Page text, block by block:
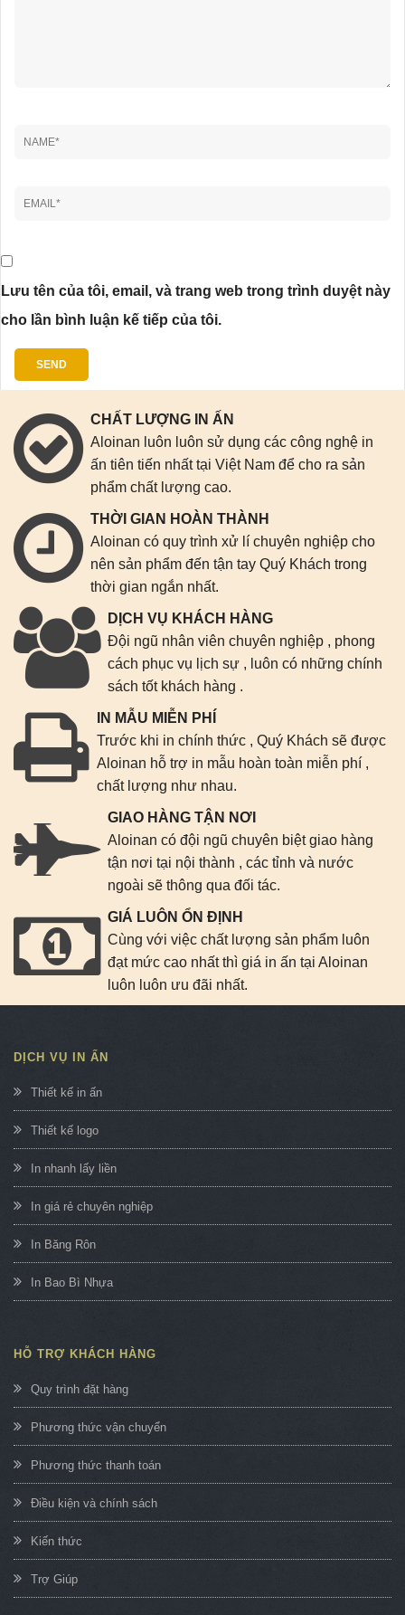
Lưu tên của tôi, email, và trang web trong trình duyệt này
cho lần bình luận kế tiếp của tôi.
CHẤT LƯỢNG IN ẤN
Aloinan luôn luôn sử dụng các công nghệ in
ấn tiên tiến nhất tại Việt Nam để cho ra sản
phẩm chất lượng cao.
THỜI GIAN HOÀN THÀNH
Aloinan có quy trình xử lí chuyên nghiệp cho
nên sản phẩm đến tận tay Quý Khách trong
thời gian ngắn nhất.
DỊCH VỤ KHÁCH HÀNG
Đội ngũ nhân viên chuyên nghiệp , phong
cách phục vụ lịch sự , luôn có những chính
sách tốt khách hàng .
IN MẪU MIỄN PHÍ
Trước khi in chính thức , Quý Khách sẽ được
Aloinan hỗ trợ in mẫu hoàn toàn miễn phí ,
chất lượng như nhau.
GIAO HÀNG TẬN NƠI
Aloinan có đội ngũ chuyên biệt giao hàng
tận nơi tại nội thành , các tỉnh và nước
ngoài sẽ thông qua đối tác.
GIÁ LUÔN ỔN ĐỊNH
Cùng với việc chất lượng sản phẩm luôn
đạt mức cao nhất thì giá in ấn tại Aloinan
luôn luôn ưu đãi nhất.
DỊCH VỤ IN ẤN
Thiết kế in ấn
Thiết kế logo
In nhanh lấy liền
In giá rẻ chuyên nghiệp
In Băng Rôn
In Bao Bì Nhựa
HỖ TRỢ KHÁCH HÀNG
Quy trình đặt hàng
Phương thức vận chuyển
Phương thức thanh toán
Điều kiện và chính sách
Kiến thức
Trợ Giúp